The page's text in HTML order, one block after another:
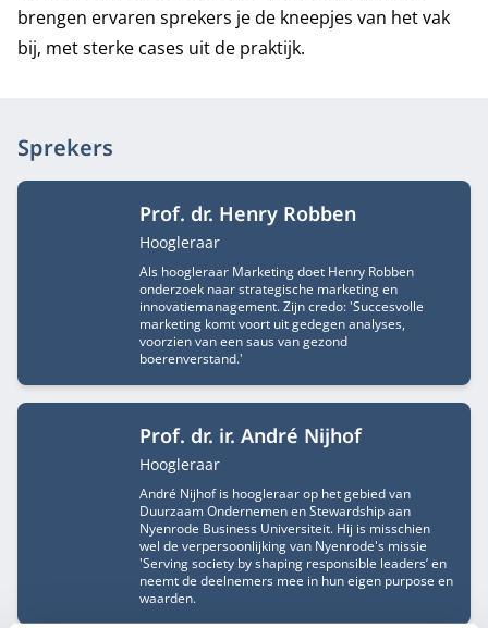
brengen ervaren sprekers je de kneepjes van het vak
bij, met sterke cases uit de praktijk.
Sprekers
Prof. dr. Henry Robben
Functietitel
Hoogleraar
Als hoogleraar Marketing doet Henry Robben
onderzoek naar strategische marketing en
innovatiemanagement. Zijn credo: 'Succesvolle
marketing komt voort uit gedegen analyses,
voorzien van een saus van gezond
boerenverstand.'
Prof. dr. ir. André Nijhof
Functietitel
Hoogleraar
André Nijhof is hoogleraar op het gebied van
Duurzaam Ondernemen en Stewardship aan
Nyenrode Business Universiteit. Hij is misschien
wel de verpersoonlijking van Nyenrode's missie
'Serving society by shaping responsible leaders’ en
neemt de deelnemers mee in hun eigen purpose en
waarden.